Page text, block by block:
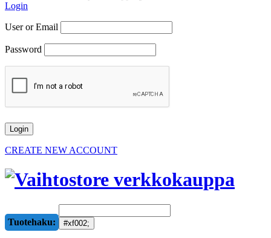
Login
User or Email
Password
CREATE NEW ACCOUNT
Tuotehaku: